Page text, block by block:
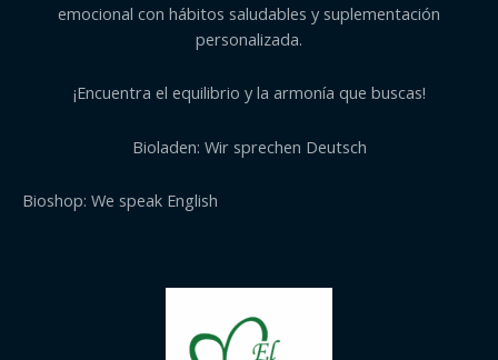
emocional con hábitos saludables y suplementación
personalizada.
¡Encuentra el equilibrio y la armonía que buscas!
Bioladen: Wir sprechen Deutsch
Bioshop: We speak English